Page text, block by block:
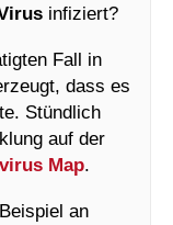
infiziert?
Fall in
dass es
Stündlich
auf der
Map.
an